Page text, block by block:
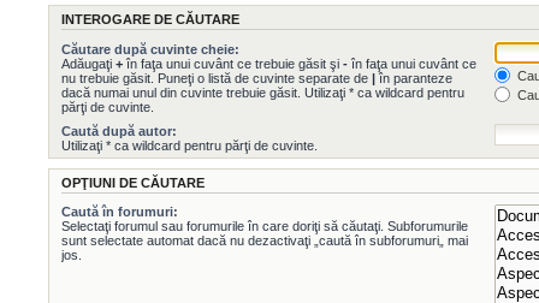
INTEROGARE DE CĂUTARE
Căutare după cuvinte cheie:
Adăugaţi + în faţa unui cuvânt ce trebuie găsit şi - în faţa unui cuvânt ce
nu trebuie găsit. Puneţi o listă de cuvinte separate de | în paranteze
dacă numai unul din cuvinte trebuie găsit. Utilizaţi * ca wildcard pentru
părţi de cuvinte.
Caută după autor:
Utilizaţi * ca wildcard pentru părţi de cuvinte.
OPŢIUNI DE CĂUTARE
Caută în forumuri:
Selectaţi forumul sau forumurile în care doriţi să căutaţi. Subforumurile
sunt selectate automat dacă nu dezactivaţi „caută în subforumuri„ mai
jos.